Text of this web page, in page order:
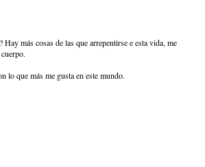
más cosas de las que arrepentirse e esta vida, me
lo que más me gusta en este mundo.